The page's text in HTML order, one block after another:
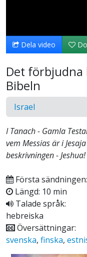
Dela video
Det förbjudna
Bibeln
Israel
I Tanach - Gamla
vem Messias är i
beskrivningen - Jeshua!
Första
Längd: 10 min
Talade språk:
hebreiska
Översättningar:
svenska, finska,